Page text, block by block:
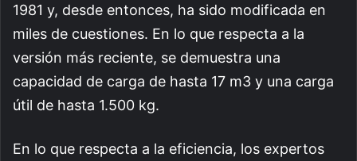
1981 y, desde entonces, ha sido modificada en
miles de cuestiones. En lo que respecta a la
versión más reciente, se demuestra una
capacidad de carga de hasta 17 m3 y una carga
útil de hasta 1.500 kg.
En lo que respecta a la eficiencia, los expertos